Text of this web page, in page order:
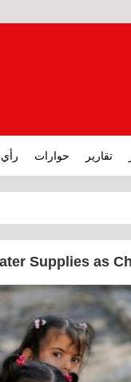
تقارير حوارات رأي
Supplies as